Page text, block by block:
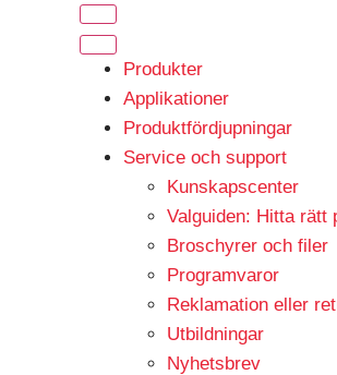
Produkter
Applikationer
Produktfördjupningar
Service och support
Kunskapscenter
Valguiden: Hitta rätt
Broschyrer och filer
Programvaror
Reklamation eller
Utbildningar
Nyhetsbrev